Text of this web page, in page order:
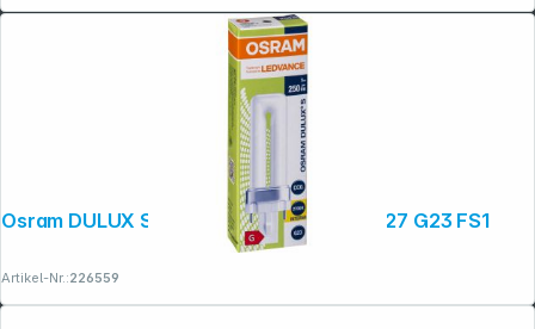
Osram DULUX S Energiesparlampe 5W/827 G23 FS1
Artikel-Nr.:226559